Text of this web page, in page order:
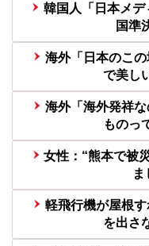
韓国人「日本メ
国準
海外「日本のこ
で美し
海外「海外発祥
ものっ
女性：“熊本で被
軽飛行機が屋根
を出さ